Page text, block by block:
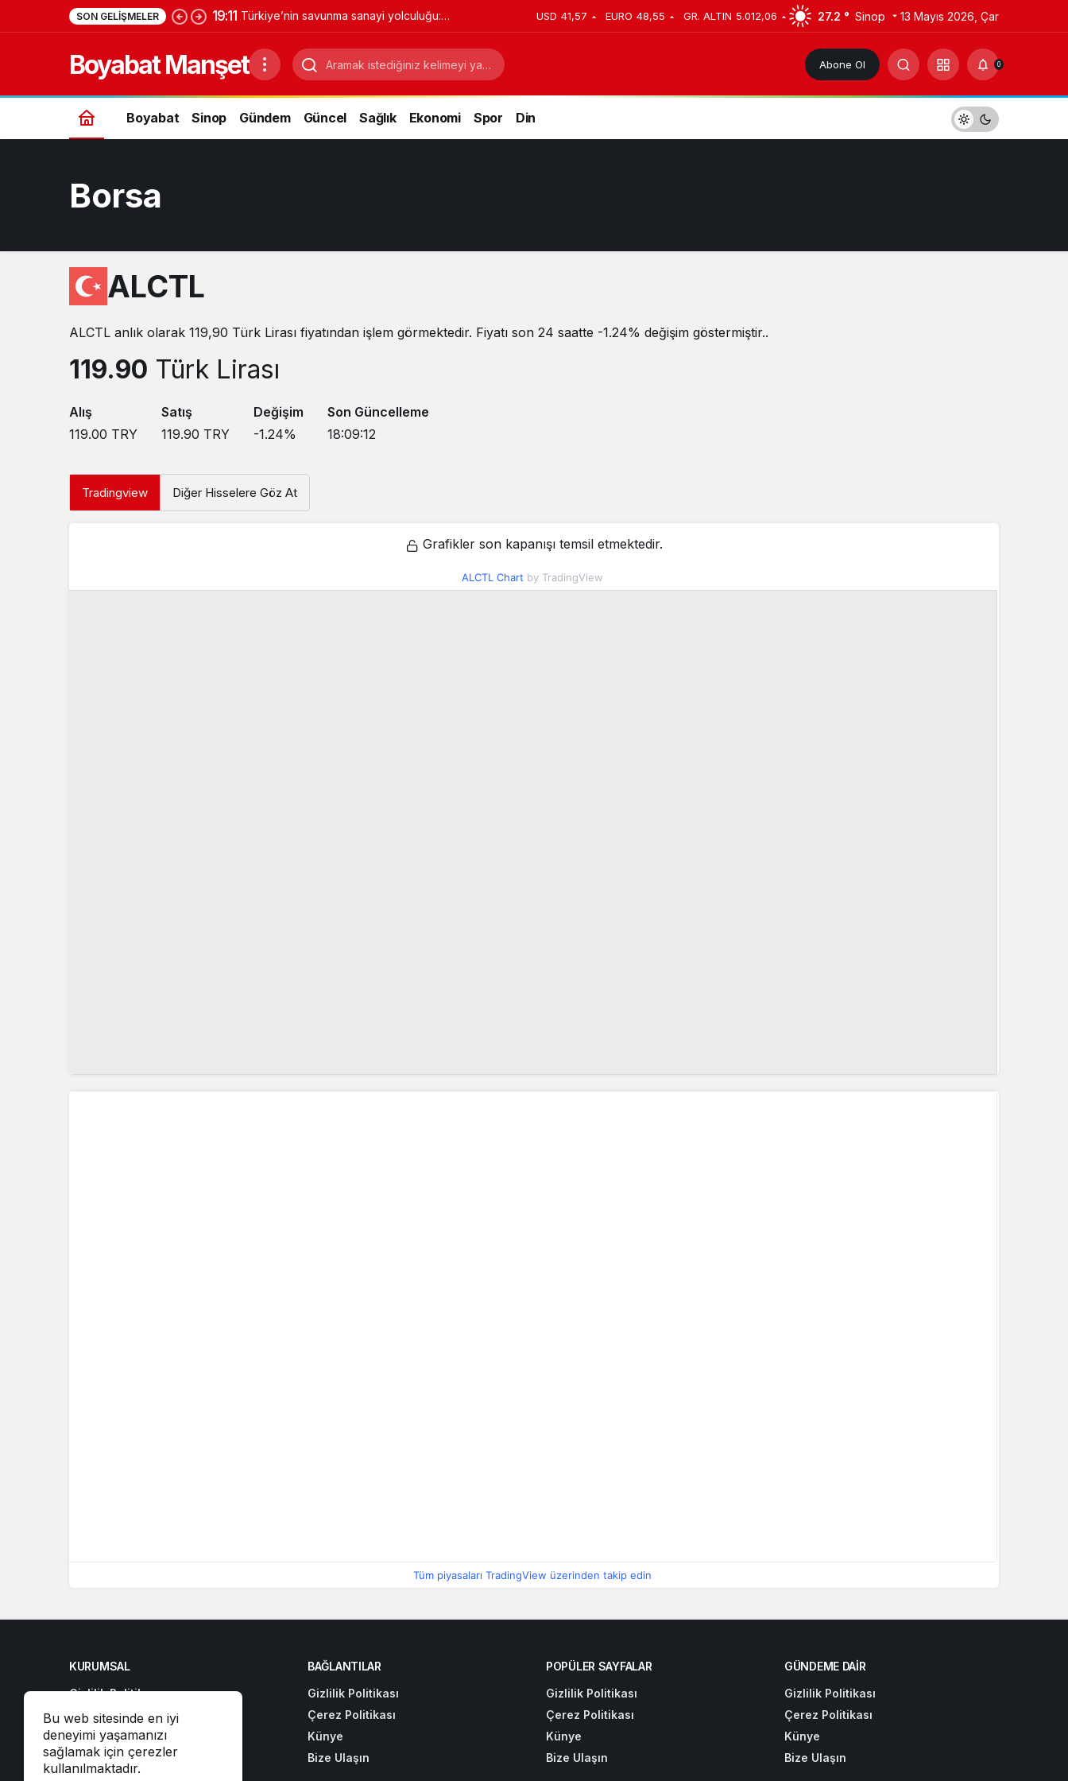
SON GELIŞMELER 19:11 Türkiye’nin savunma sanayi yolculuğu:
Yıldırımhan’a uzanan stratejik dönüşüm
USD 41,57 EURO 48,55 GR. ALTIN 5.012,06 27.2 ° Sinop 13 Mayıs 2026, Çar
Boyabat Manşet Abone Ol 0
Boyabat Sinop Gündem Güncel Sağlık Ekonomi Spor Din
Borsa
ALCTL
ALCTL anlık olarak 119,90 Türk Lirası fiyatından işlem görmektedir. Fiyatı son 24 saatte -1.24% değişim göstermiştir..
119.90 Türk Lirası
Alış
119.00 TRY
Satış
119.90 TRY
Değişim
-1.24%
Son Güncelleme
18:09:12
Tradingview Diğer Hisselere Göz At
Grafikler son kapanışı temsil etmektedir.
ALCTL Chart by TradingView
Tüm piyasaları TradingView üzerinden takip edin
Bu web sitesinde en iyi
deneyimi yaşamanızı
sağlamak için çerezler
kullanılmaktadır.
KURUMSAL
Gizlilik Politikası
Çerez Politikası
Künye
Bize Ulaşın
BAĞLANTILAR
Gizlilik Politikası
Çerez Politikası
Künye
Bize Ulaşın
POPÜLER SAYFALAR
Gizlilik Politikası
Çerez Politikası
Künye
Bize Ulaşın
GÜNDEME DAIR
Gizlilik Politikası
Çerez Politikası
Künye
Bize Ulaşın